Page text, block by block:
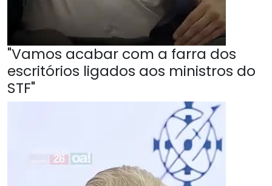
"Vamos acabar com a farra dos
escritórios ligados aos ministros do
STF"